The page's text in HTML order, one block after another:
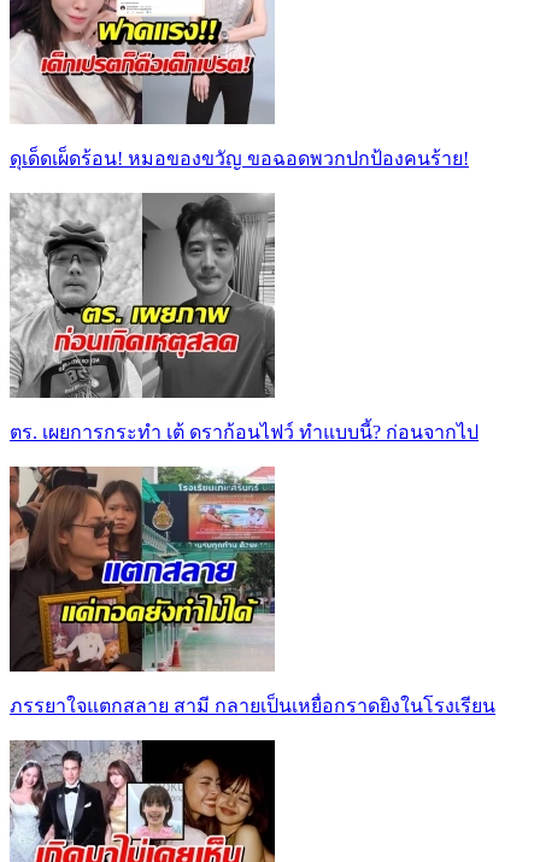
ดุเด็ดเผ็ดร้อน! หมอของขวัญ ขอฉอดพวกปกป้องคนร้าย!
ตร. เผยการกระทำ เต้ ดราก้อนไฟว์ ทำแบบนี้? ก่อนจากไป
ภรรยาใจแตกสลาย สามี กลายเป็นเหยื่อกราดยิงในโรงเรียน